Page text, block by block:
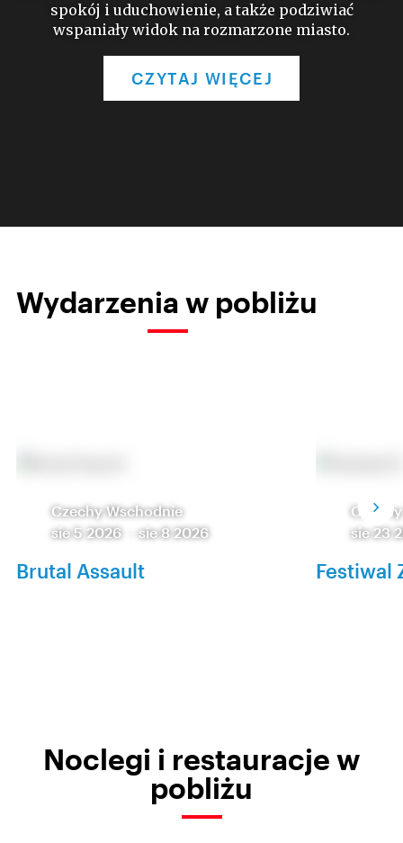
spokój i uduchowienie, a także podziwiać
wspaniały widok na rozmarzone miasto.
CZYTAJ WIĘCEJ
Wydarzenia w pobliżu
Czechy Wschodnie
sie 5 2026
-sie 8 2026
Brutal Assault
sie 23
Festiwal
Noclegi i restauracje w
pobliżu